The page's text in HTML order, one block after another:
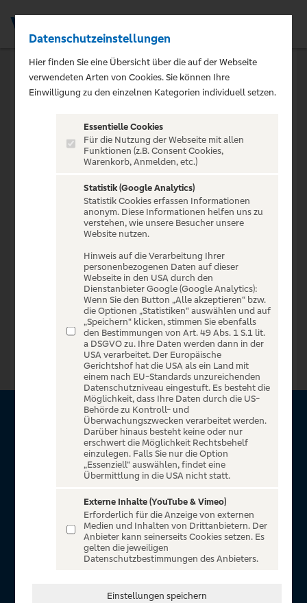
Promotion nicht
gefunden
Diese Promotion existiert nicht oder ist bereits
Zur Startseite
Über VR Entertain
Herzlich willkommen auf VR Entertain, ein exklusiver Service
für alle Kunden der Volksbanken Raiffeisenbanken. Auf
atemberaubende Konzerte, Musicals und Shows, die
Fußball-Bundesliga sowie die Champions League und die
Europa League.
Datenschutzeinstellungen
Hier finden Sie eine Übersicht über die auf der Webseite
verwendeten Arten von Cookies. Sie können Ihre
Einwilligung zu den einzelnen Kategorien individuell setzen.
Essentielle Cookies
Für die Nutzung der Webseite mit allen
Funktionen (z.B. Consent Cookies,
Warenkorb, Anmelden, etc.)
Statistik (Google Analytics)
Statistik Cookies erfassen Informationen
anonym. Diese Informationen helfen uns zu
verstehen, wie unsere Besucher unsere
Website nutzen.
Hinweis auf die Verarbeitung Ihrer
personenbezogenen Daten auf dieser
Webseite in den USA durch den
Dienstanbieter Google (Google Analytics):
Wenn Sie den Button „Alle akzeptieren“ bzw.
die Optionen „Statistiken“ auswählen und auf
„Speichern“ klicken, stimmen Sie ebenfalls
den Bestimmungen von Art. 49 Abs. 1 S.1 lit.
a DSGVO zu. Ihre Daten werden dann in der
USA verarbeitet. Der Europäische
Gerichtshof hat die USA als ein Land mit
einem nach EU-Standards unzureichenden
Datenschutzniveau eingestuft. Es besteht die
Möglichkeit, dass Ihre Daten durch die US-
Behörde zu Kontroll- und
Überwachungszwecken verarbeitet werden.
Darüber hinaus besteht keine oder nur
erschwert die Möglichkeit Rechtsbehelf
einzulegen. Falls Sie nur die Option
„Essenziell“ auswählen, findet eine
Übermittlung in die USA nicht statt.
Externe Inhalte (YouTube & Vimeo)
Erforderlich für die Anzeige von externen
Medien und Inhalten von Drittanbietern. Der
Anbieter kann seinerseits Cookies setzen. Es
gelten die jeweiligen
Datenschutzbestimmungen des Anbieters.
Einstellungen speichern